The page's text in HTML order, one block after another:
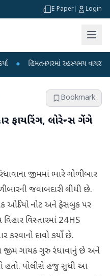
E-Paper Login
રહસ્યમય વાયરસ કે ચાંદીપુરા?
Bookmark
ફાયરિંગ, લોરેન્સ ગેંગે
જીમમાં ભારે ગોળીબાર
જવાબદારી લીધી છે.
ઓડિયો નોટ અને ફેસબુક પર
વિસ્તારમાં 24HS
દાવો કર્યો છે.
જીમ ગાયક ગુરુ રંધાવાનું છે અને
હતો. પોલીસે હજુ સુધી આ